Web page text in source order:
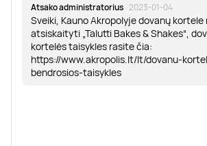
Atsako administratorius · 2023-01-04
Sveiki, Kauno Akropolyje dovanų kortele
atsiskaityti „Talutti Bakes & Shakes“,
kortelės taisykles rasite čia:
https://www.akropolis.lt/lt/dovanu-
bendrosios-taisykles